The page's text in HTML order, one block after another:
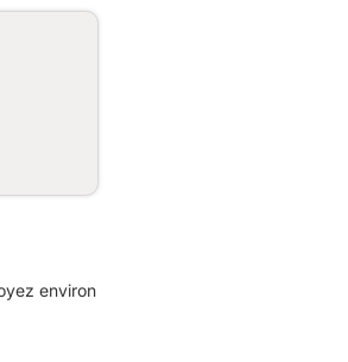
environ